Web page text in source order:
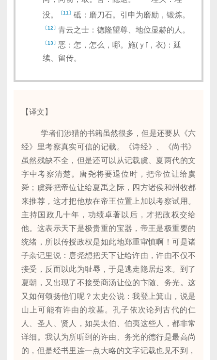
没。
〔11〕 砥：磨刀石。引申为磨励，锻炼。
〔12〕 青云之士：德隆望尊、地位显赫的人。
〔13〕 恶：怎，怎么，哪。施(ｙī，衣)：延
续、留传。
【译文】
学者们涉猎的书籍虽然很多，但是还要从《六
经》里考察真实可信的记载。《诗经》、《尚书》
虽然残缺不全，但是还可以从记载虞、夏两代的文
字中考察清楚。唐尧将要退位时，把帝位让给虞
舜；虞舜把帝位让给夏禹之际，四方诸侯和州牧都
来推荐，这才把他放在帝王位置上加以考察试用。
主持国政几十年，功绩卓著以后，才把政权交给
他。这表示天下是极贵重的宝器，帝王是极重要的
统绪，所以传授政权是如此地郑重审慎啊！可是诸
子杂记里说：唐尧想把天下让给许由，许由不仅不
接受，反而以此为耻辱，于是逃走隐居起来。到了
夏朝，又出现了不接受商汤让位的卞随、务光。这
又如何颂扬他们呢？太史公说：我登上箕山，说是
山上可能有许由的坟墓。孔子依次论列古代的仁
人、圣人、贤人，如吴太伯、伯夷这些人，都非常
详细。我认为所听到的许由、务光的德行是最高尚
的，但是经书里连一点大略的文字记载也见不到，